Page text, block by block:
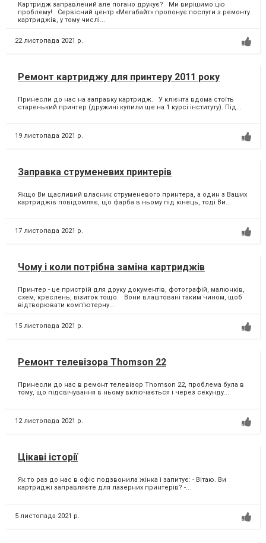
Картридж заправлений але погано друкує? Ми вирішимо цю
проблему! Сервісний центр «Мегабайт» пропонує послуги з ремонту
картриджів, у тому числі...
22 листопада 2021 р.
Ремонт картриджу для принтеру 2011 року
Принесли до нас на заправку картридж. У клієнта вдома стоїть
старенький принтер (дружині купили ще на 1 курсі інституту). Під...
19 листопада 2021 р.
Заправка струменевих принтерів
Якщо Ви щасливий власник струменевого принтера, а один з Ваших
картриджів повідомляє, що фарба в ньому під кінець, тоді Ви...
17 листопада 2021 р.
Чому і коли потрібна заміна картриджів
Принтер - це пристрій для друку документів, фотографій, малюнків,
схем, креслень, візиток тощо. Вони влаштовані таким чином, щоб
відтворювати комп'ютерну...
15 листопада 2021 р.
Ремонт телевізора Thomson 22
Принесли до нас в ремонт телевізор Thomson 22, проблема була в
тому, що підсвічування в ньому включається і через секунду...
12 листопада 2021 р.
Цікаві історії
Як то раз до нас в офіс подзвонила жінка і запитує:⁣ - Вітаю. Ви
картриджі заправляєте для лазерних принтерів?⁣ -...
5 листопада 2021 р.